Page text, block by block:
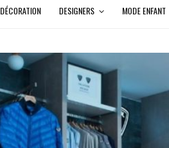
DÉCORATION DESIGNERS MODE ENFANT